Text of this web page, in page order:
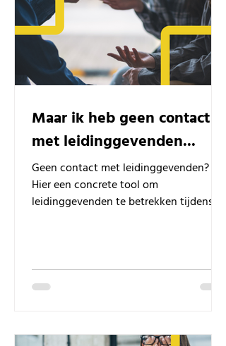
Maar ik heb geen contact
met leidinggevenden...
Geen contact met leidinggevenden?
Hier een concrete tool om
leidinggevenden te betrekken tijdens